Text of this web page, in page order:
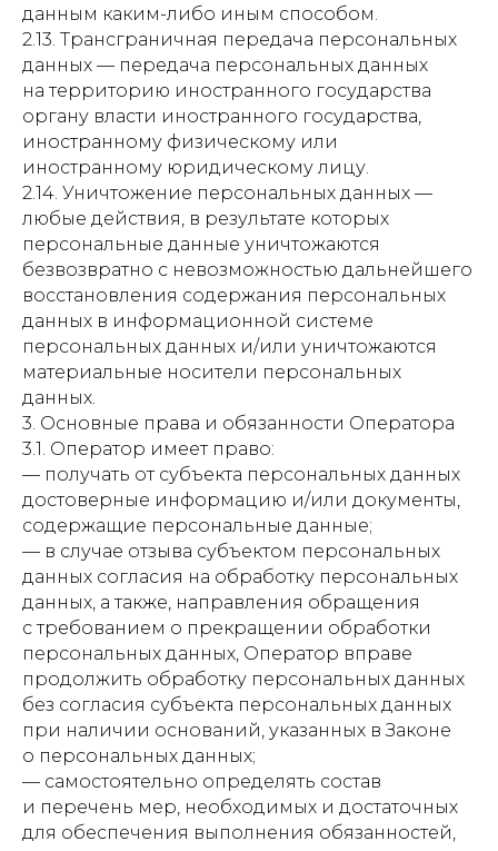
данным каким-либо иным способом.
2.13. Трансграничная передача персональных
данных — передача персональных данных
на территорию иностранного государства
органу власти иностранного государства,
иностранному физическому или
иностранному юридическому лицу.
2.14. Уничтожение персональных данных —
любые действия, в результате которых
персональные данные уничтожаются
безвозвратно с невозможностью дальнейшего
восстановления содержания персональных
данных в информационной системе
персональных данных и/или уничтожаются
материальные носители персональных
данных.
3. Основные права и обязанности Оператора
3.1. Оператор имеет право:
— получать от субъекта персональных данных
достоверные информацию и/или документы,
содержащие персональные данные;
— в случае отзыва субъектом персональных
данных согласия на обработку персональных
данных, а также, направления обращения
с требованием о прекращении обработки
персональных данных, Оператор вправе
продолжить обработку персональных данных
без согласия субъекта персональных данных
при наличии оснований, указанных в Законе
о персональных данных;
— самостоятельно определять состав
и перечень мер, необходимых и достаточных
для обеспечения выполнения обязанностей,